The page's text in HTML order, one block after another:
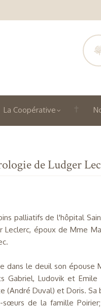
La Coopérative
de Ludger
palliatifs de l'hôpital
Leclerc, époux de Mme
dans le deuil son épouse
Gabriel, Ludovik et
(André Duval) et Doris.
sœurs de la famille Poirier;